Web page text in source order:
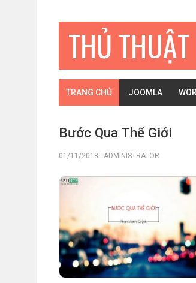
THỦ
TRANG CHỦ JOOMLA
Bước Qua Thế Giới
01/11/2018 - ADMINISTRATOR